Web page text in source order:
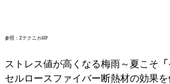
参照：ZテクニカHP
ストレス値が高くなる梅雨～夏こそ
セルロースファイバー断熱材の効果